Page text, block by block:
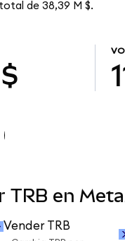
de 38,39 M $.
TRB en
Vender TRB